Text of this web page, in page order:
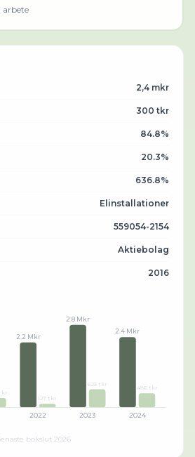
arbete
2,4 mkr
300 tkr
84.8%
20.3%
636.8%
Elinstallationer
559054-2154
Aktiebolag
2016
2.2 Mkr
127 tkr
2022
2.8 Mkr
623 tkr
2023
2.4 Mkr
486 tkr
2024
bokslut 2026